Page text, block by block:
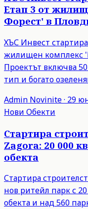
Етап 3 от
Форест' в
ХЪС Инвест
жилищен комплекс
Проектът включва
тип и богато
Admin Novinite· 29
Нови Обекти
Стартира
Zagora: 20 000
обекта
Стартира
нов ритейл парк с
обекта и над 560